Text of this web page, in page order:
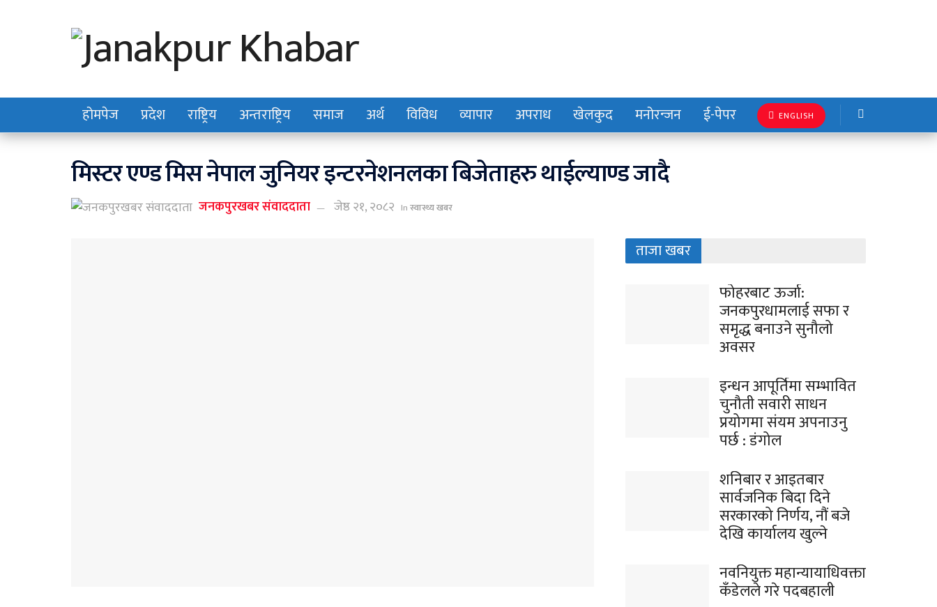
होमपेज प्रदेश राष्ट्रिय अन्तराष्ट्रिय समाज अर्थ विविध व्यापार अपराध खेलकुद मनोरन्जन ई-पेपर ENGLISH
मिस्टर एण्ड मिस नेपाल जुनियर इन्टरनेशनलका बिजेताहरु थाईल्याण्ड जादै
जनकपुरखबर संवाददाता जेष्ठ २१, २०८२ Inस्वास्थ्य खबर
ताजा खबर
फोहरबाट ऊर्जा:
जनकपुरधामलाई सफा र
समृद्ध बनाउने सुनौलो
अवसर
इन्धन आपूर्तिमा सम्भावित
चुनौती सवारी साधन
प्रयोगमा संयम अपनाउनु
पर्छ : डंगोल
शनिबार र आइतबार
सार्वजनिक बिदा दिने
सरकारको निर्णय, नौं बजे
देखि कार्यालय खुल्ने
नवनियुक्त महान्यायाधिवक्ता
कँडेलले गरे पदबहाली